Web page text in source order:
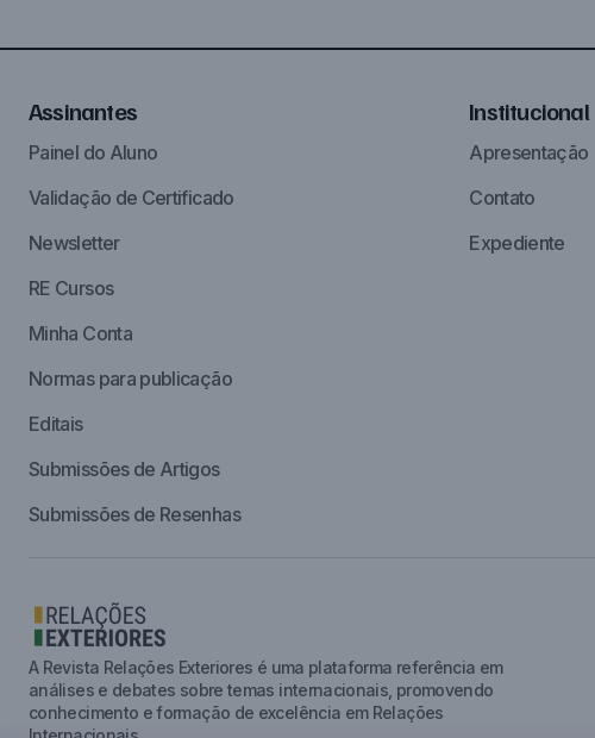
A Revista Relações Exteriores é uma plataforma referência em
análises e debates sobre temas internacionais, promovendo
conhecimento e formação de excelência em Relações
Assinantes
Painel do Aluno
Validação de Certificado
Newsletter
RE Cursos
Minha Conta
Normas para publicação
Editais
Submissões de Artigos
Submissões de Resenhas
Institucional
Apresentação
Contato
Expediente